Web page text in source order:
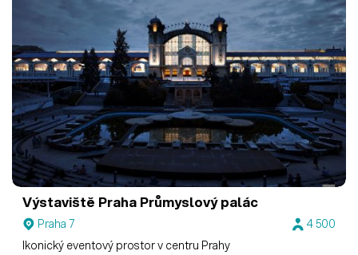
Výstaviště Praha Průmyslový palác
Praha 7
4 500
Ikonický eventový prostor v centru Prahy